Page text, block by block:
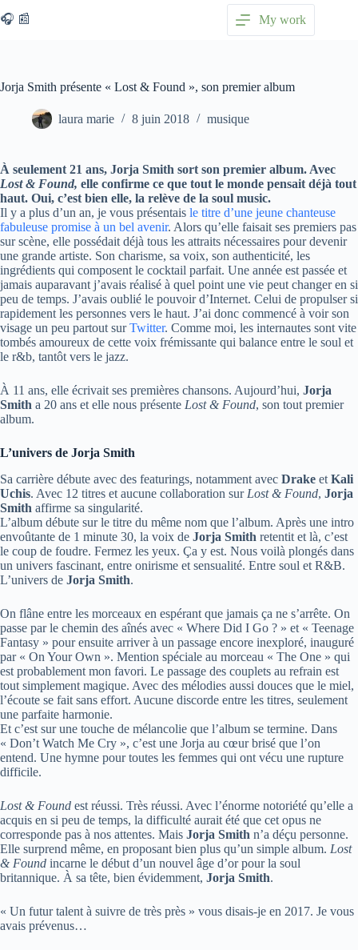
au
🎧 📰 My work
Jorja Smith présente « Lost & Found », son premier album
laura marie 8 juin 2018 musique
À seulement 21 ans, Jorja Smith sort son premier album. Avec
Lost & Found, elle confirme ce que tout le monde pensait déjà tout
haut. Oui, c’est bien elle, la relève de la soul music.
Il y a plus d’un an, je vous présentais le titre d’une jeune chanteuse
fabuleuse promise à un bel avenir. Alors qu’elle faisait ses premiers pas
sur scène, elle possédait déjà tous les attraits nécessaires pour devenir
une grande artiste. Son charisme, sa voix, son authenticité, les
ingrédients qui composent le cocktail parfait. Une année est passée et
jamais auparavant j’avais réalisé à quel point une vie peut changer en si
peu de temps. J’avais oublié le pouvoir d’Internet. Celui de propulser si
rapidement les personnes vers le haut. J’ai donc commencé à voir son
visage un peu partout surTwitter. Comme moi, les internautes sont vite
tombés amoureux de cette voix frémissante qui balance entre le soul et
le r&b, tantôt vers le jazz.
À 11 ans, elle écrivait ses premières chansons. Aujourd’hui, Jorja
Smith a 20 ans et elle nous présente Lost & Found, son tout premier
album.
L’univers de Jorja Smith
Sa carrière débute avec des featurings, notamment avec Drake et Kali
Uchis. Avec 12 titres et aucune collaboration sur Lost & Found, Jorja
Smith affirme sa singularité.
L’album débute sur le titre du même nom que l’album. Après une intro
envoûtante de 1 minute 30, la voix de Jorja Smith retentit et là, c’est
le coup de foudre. Fermez les yeux. Ça y est. Nous voilà plongés dans
un univers fascinant, entre onirisme et sensualité. Entre soul et R&B.
L’univers de Jorja Smith.
On flâne entre les morceaux en espérant que jamais ça ne s’arrête. On
passe par le chemin des aînés avec « Where Did I Go ? » et « Teenage
Fantasy » pour ensuite arriver à un passage encore inexploré, inauguré
par « On Your Own ». Mention spéciale au morceau « The One » qui
est probablement mon favori. Le passage des couplets au refrain est
tout simplement magique. Avec des mélodies aussi douces que le miel,
l’écoute se fait sans effort. Aucune discorde entre les titres, seulement
une parfaite harmonie.
Et c’est sur une touche de mélancolie que l’album se termine. Dans
« Don’t Watch Me Cry », c’est une Jorja au cœur brisé que l’on
entend. Une hymne pour toutes les femmes qui ont vécu une rupture
difficile.
Lost & Found est réussi. Très réussi. Avec l’énorme notoriété qu’elle a
acquis en si peu de temps, la difficulté aurait été que cet opus ne
corresponde pas à nos attentes. Mais Jorja Smith n’a déçu personne.
Elle surprend même, en proposant bien plus qu’un simple album. Lost
& Found incarne le début d’un nouvel âge d’or pour la soul
britannique. À sa tête, bien évidemment, Jorja Smith.
« Un futur talent à suivre de très près » vous disais-je en 2017. Je vous
avais prévenus…